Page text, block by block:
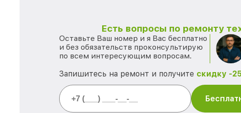
Есть вопросы по ремонту
Оставьте Ваш номер и я Вас бесплатно
и без обязательств проконсультирую
по всем интересующим вопросам.
Запишитесь на ремонт и получите скидку -